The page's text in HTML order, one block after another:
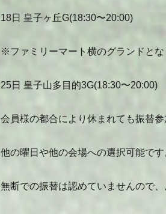
18日 皇子ヶ丘G(18:30〜20:00)
※ファミリーマート横のグランドと
25日 皇子山多目的3G(18:30〜20:00)
会員様の都合により休まれても振替
他の曜日や他の会場への選択可能で
無断での振替は認めていませんので